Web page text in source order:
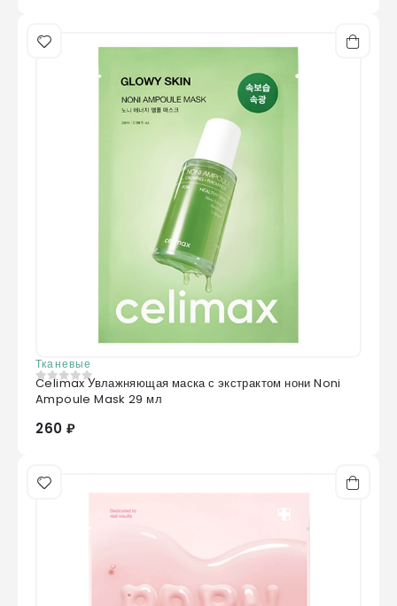
Тканевые
0из 5
Celimax Увлажняющая маска с экстрактом нони Noni
Ampoule Mask 29 мл
260 ₽